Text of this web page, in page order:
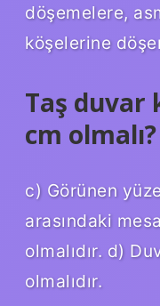
döşemelere,
köşelerine
Taş duvar
cm olmalı?
c) Görünen
arasındaki
olmalıdır. d)
olmalıdır.